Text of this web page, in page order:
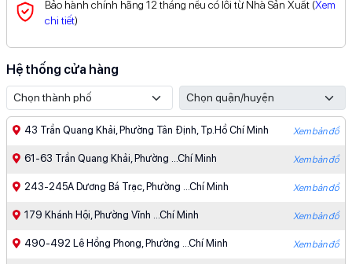
Bảo hành chính hãng 12 tháng nếu có lỗi từ Nhà Sản Xuất (Xem
chi tiết)
Hệ thống cửa hàng
43 Trần Quang Khải, Phường Tân Định, Tp.Hồ Chí Minh Xem bản đồ
61-63 Trần Quang Khải, Phường ...Chí Minh Xem bản đồ
243-245A Dương Bá Trạc, Phường ...Chí Minh Xem bản đồ
179 Khánh Hội, Phường Vĩnh ...Chí Minh Xem bản đồ
490-492 Lê Hồng Phong, Phường ...Chí Minh Xem bản đồ